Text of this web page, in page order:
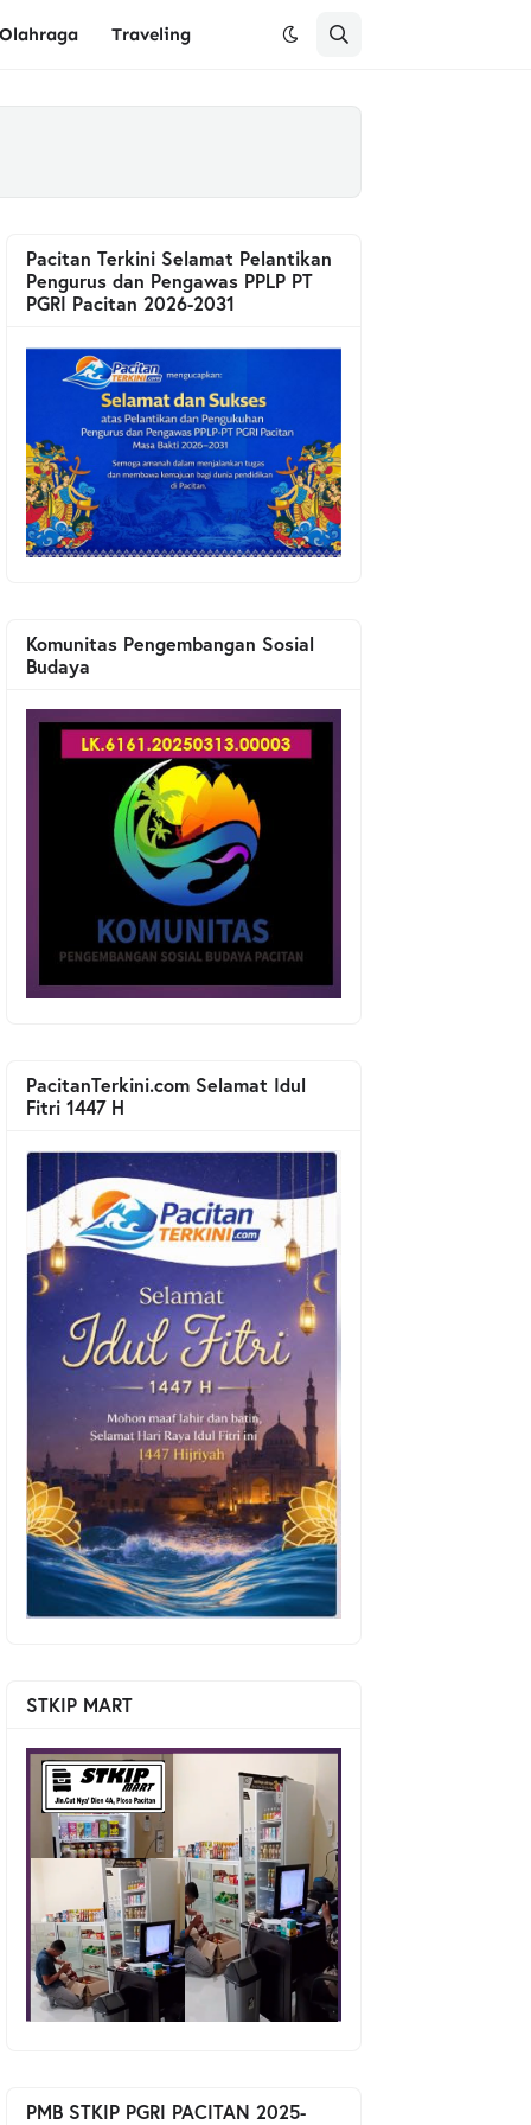
Olahraga Traveling
Pacitan Terkini Selamat Pelantikan
Pengurus dan Pengawas PPLP PT
PGRI Pacitan 2026-2031
Komunitas Pengembangan Sosial
Budaya
PacitanTerkini.com Selamat Idul
Fitri 1447 H
STKIP MART
PMB STKIP PGRI PACITAN 2025-